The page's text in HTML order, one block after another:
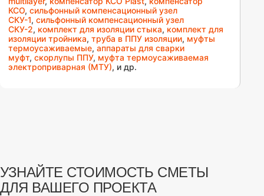
КСО, сильфонный компенсационный узел
СКУ-1, сильфонный компенсационный узел
СКУ-2, комплект для изоляции стыка, комплект для
изоляции тройника, труба в ППУ изоляции, муфты
термоусаживаемые, аппараты для сварки
муфт, скорлупы ППУ, муфта термоусаживаемая
электроприварная (МТУ), и др.
УЗНАЙТЕ СТОИМОСТЬ СМЕТЫ
ДЛЯ ВАШЕГО ПРОЕКТА